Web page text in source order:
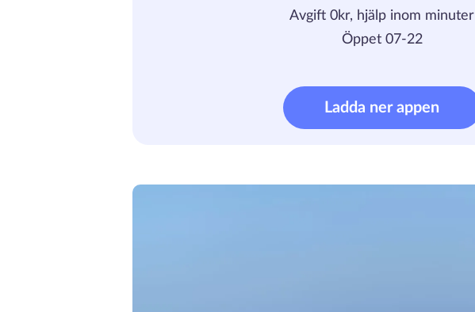
Avgift 0kr, hjälp inom minuter
Öppet 07-22
Ladda ner appen